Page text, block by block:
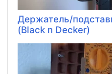
Держатель/
(Black n Decker)